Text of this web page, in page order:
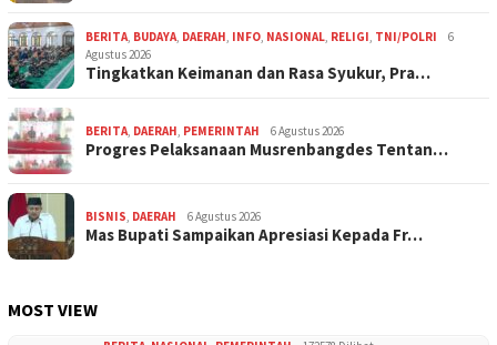
BERITA, BUDAYA, DAERAH, INFO, NASIONAL, RELIGI, TNI/POLRI
6
Agustus 2026
Tingkatkan Keimanan dan Rasa Syukur, Pra…
BERITA, DAERAH, PEMERINTAH 6 Agustus 2026
Progres Pelaksanaan Musrenbangdes Tentan…
BISNIS, DAERAH 6 Agustus 2026
Mas Bupati Sampaikan Apresiasi Kepada Fr…
MOST VIEW